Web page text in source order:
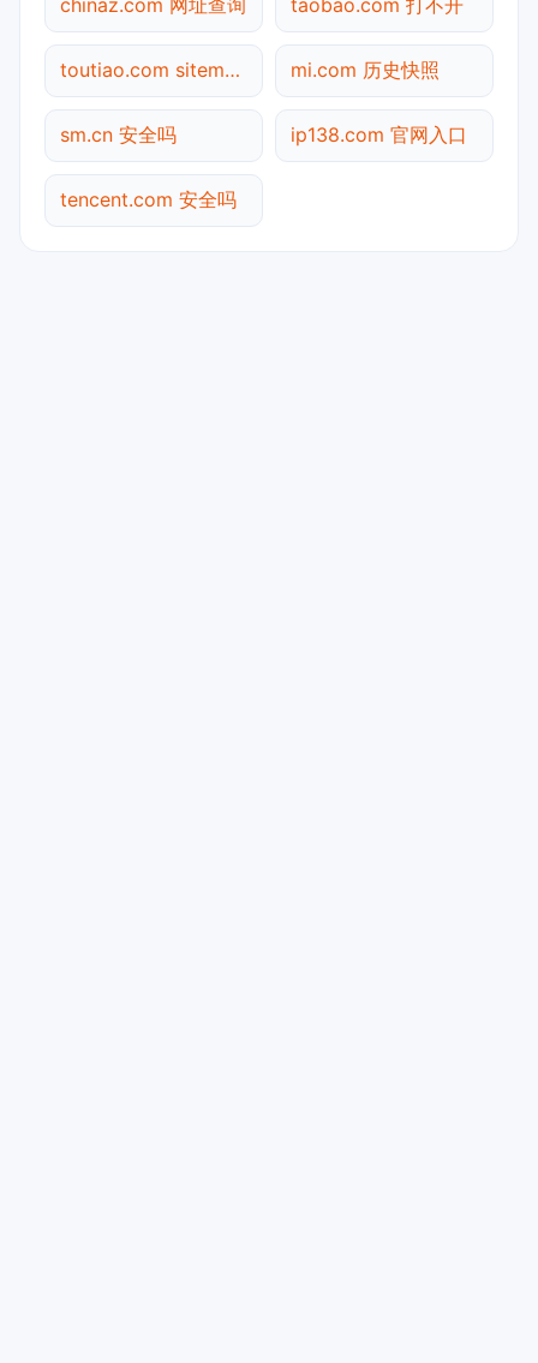
chinaz.com 网址查询 taobao.com 打不开
toutiao.com sitemap.xml检测 mi.com 历史快照
sm.cn 安全吗 ip138.com 官网入口
tencent.com 安全吗